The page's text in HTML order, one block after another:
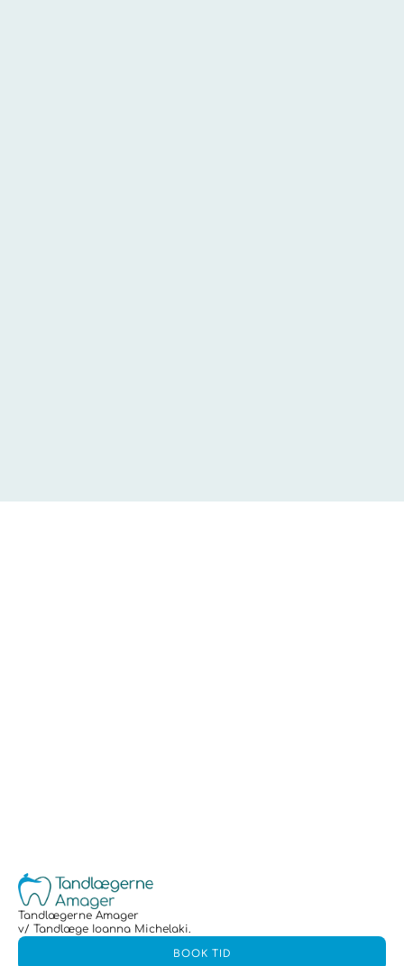
Tandlægerne Amager
v/ Tandlæge Ioanna Michelaki.
BOOK TID